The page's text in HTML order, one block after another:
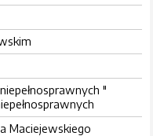
"
Maciejewskiego